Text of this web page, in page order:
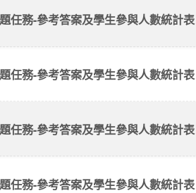
任務-參考答案及學生參與人數統計表
任務-參考答案及學生參與人數統計表
任務-參考答案及學生參與人數統計表
任務-參考答案及學生參與人數統計表